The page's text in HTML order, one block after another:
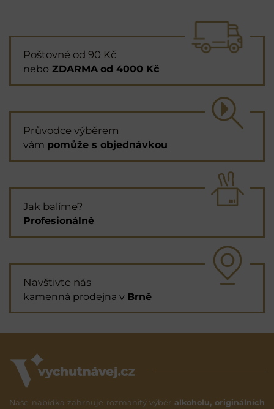
Poštovné od 90 Kč
nebo ZDARMA od 4000 Kč
Průvodce výběrem
vám pomůže s objednávkou
Jak balíme?
Profesionálně
Navštivte nás
kamenná prodejna v Brně
Naše nabídka zahrnuje rozmanitý výběr alkoholu, originálních